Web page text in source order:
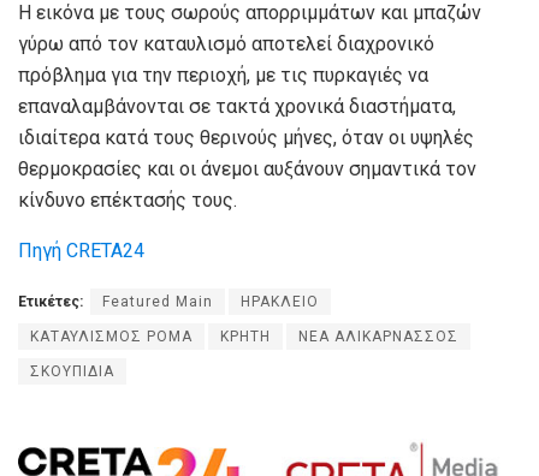
Η εικόνα με τους σωρούς απορριμμάτων και μπαζών
γύρω από τον καταυλισμό αποτελεί διαχρονικό
πρόβλημα για την περιοχή, με τις πυρκαγιές να
επαναλαμβάνονται σε τακτά χρονικά διαστήματα,
ιδιαίτερα κατά τους θερινούς μήνες, όταν οι υψηλές
θερμοκρασίες και οι άνεμοι αυξάνουν σημαντικά τον
κίνδυνο επέκτασής τους.
Πηγή CRETA24
Ετικέτες: Featured Main ΗΡΑΚΛΕΙΟ
ΚΑΤΑΥΛΙΣΜΟΣ ΡΟΜΑ ΚΡΗΤΗ ΝΕΑ ΑΛΙΚΑΡΝΑΣΣΟΣ
ΣΚΟΥΠΙΔΙΑ